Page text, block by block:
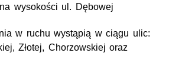
wysokości ul. Dębowej
w ruchu wystąpią w ciągu ulic:
Złotej, Chorzowskiej oraz